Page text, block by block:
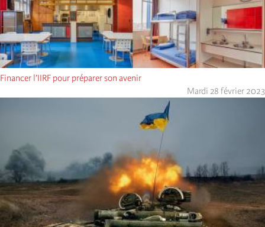
Financer l’IIRF pour préparer son avenir
Mardi 28 février 2023